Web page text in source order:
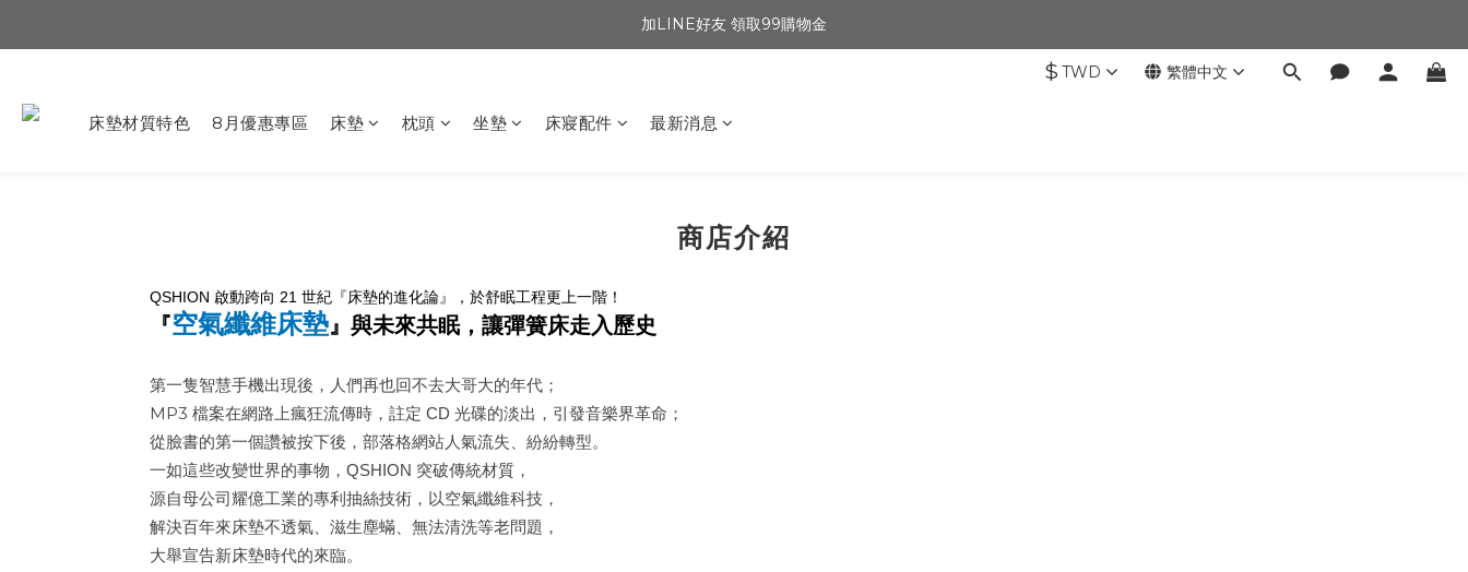
加LINE好友 領取99購物金
$ TWD 繁體中文
床墊材質特色 8月優惠專區 床墊 枕頭 坐墊 床寢配件 最新消息
商店介紹
QSHION 啟動跨向 21 世紀『床墊的進化論』，於舒眠工程更上一階！
『空氣纖維床墊』與未來共眠，讓彈簧床走入歷史
第一隻智慧手機出現後，人們再也回不去大哥大的年代；
MP3 檔案在網路上瘋狂流傳時，註定 CD 光碟的淡出，引發音樂界革命；
從臉書的第一個讚被按下後，部落格網站人氣流失、紛紛轉型。
一如這些改變世界的事物， QSHION 突破傳統材質，
源自母公司耀億工業的專利抽絲技術，以空氣纖維科技，
解決百年來床墊不透氣、滋生塵蟎、無法清洗等老問題，
大舉宣告新床墊時代的來臨。